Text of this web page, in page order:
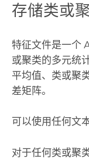
存储类或
特征文件是一个
或聚类的多元统
平均值、类或聚
差矩阵。
可以使用任何文
对于任何类或聚